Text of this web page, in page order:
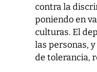
contra la
poniendo en
culturas. El
las personas,
de tolerancia,